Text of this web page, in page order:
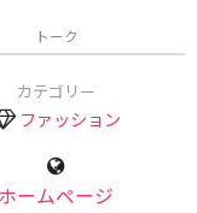
トーク
カテゴリー
ファッション
ホームページ